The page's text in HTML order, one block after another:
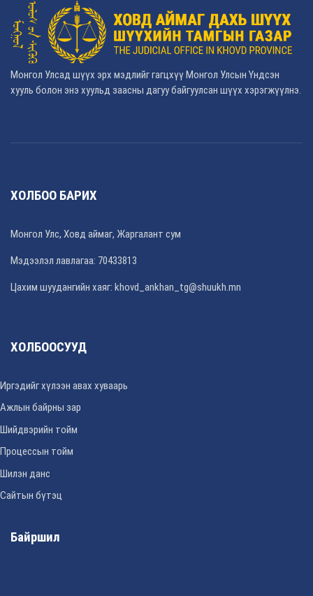
Монгол Улсад шүүх эрх мэдлийг гагцхүү Монгол Улсын Үндсэн
хууль болон энэ хуульд заасны дагуу байгуулсан шүүх хэрэгжүүлнэ.
ХОЛБОО БАРИХ
Монгол Улс, Ховд аймаг, Жаргалант сум
Мэдээлэл лавлагаа: 70433813
Цахим шуудангийн хаяг: khovd_ankhan_tg@shuukh.mn
ХОЛБООСУУД
Иргэдийг хүлээн авах хуваарь
Ажлын байрны зар
Шийдвэрийн тойм
Процессын тойм
Шилэн данс
Сайтын бүтэц
Байршил